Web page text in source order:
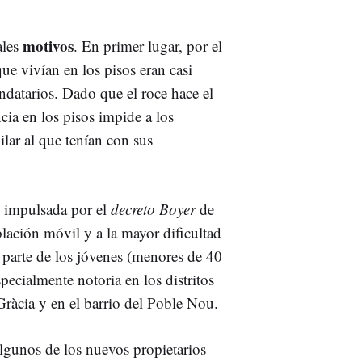
motivos. En primer lugar, por el
vivían en los pisos eran casi
Dado que el roce hace el
en los pisos impide a los
al que tenían con sus
impulsada por el decreto Boyerde
móvil y a la mayor dificultad
de los jóvenes (menores de 40
notoria en los distritos
y en el barrio del Poble Nou.
de los nuevos propietarios